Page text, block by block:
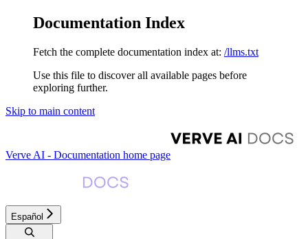
Documentation Index
Fetch the complete documentation index at: /llms.txt
Use this file to discover all available pages before
exploring further.
Skip to main content
Verve AI - Documentation home page
Español